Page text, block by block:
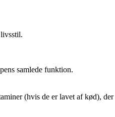
samlede funktion.
(hvis de er lavet af kød),